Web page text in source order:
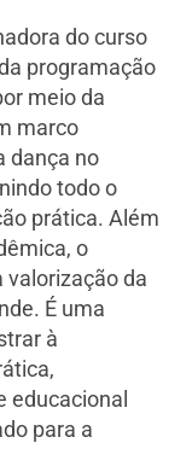
do curso
programação
meio da
marco
dança no
todo o
prática. Além
o
da
É uma
à
educacional
para a